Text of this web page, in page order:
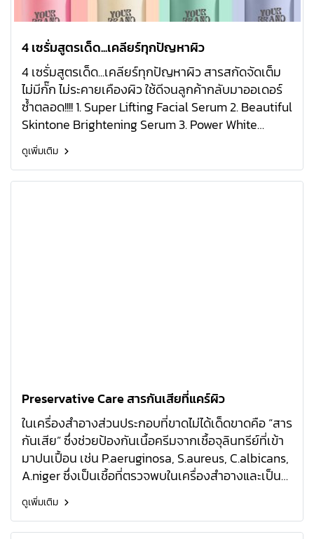
4 เซรั่มสูตรเด็ด...เคลียร์ทุกปัญหาผิว
4 เซรั่มสูตรเด็ด...เคลียร์ทุกปัญหาผิว สารสกัดจัดเต็ม
ไม่มีกั๊ก ไม่ระคายเคืองผิว ใช้ดีจนลูกค้ากลับมาออเดอร์
ซ้ำตลอด!!!! 1. Super Lifting Facial Serum 2. Beautiful
Skintone Brightening Serum 3. Power White
Serum 4. Cinderella Whitening Serum
ดูเพิ่มเติม
Preservative Care สารกันเสียที่แคร์ผิว
ในเครื่องสำอางส่วนประกอบที่ขาดไม่ได้เด็ดขาดคือ “สาร
กันเสีย” ซึ่งช่วยป้องกันเนื้อครีมจากเชื้อจุลินทรีย์ที่เข้า
มาปนเปื้อน เช่น P.aeruginosa, S.aureus, C.albicans,
A.niger ซึ่งเป็นเชื้อที่ตรวจพบในเครื่องสำอางและเป็น
อันตรายต่อผู้บริโภค ปัจจุบันสารกันเสียมีการพัฒนา
มากขึ้น ให้มีความอ่อนโยนสูง และไม่ก่อให้เกิดการระคาย
เคืองผิว!!
ดูเพิ่มเติม